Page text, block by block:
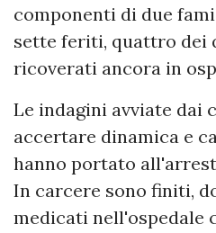
componenti di due
sette feriti, quattro dei
ricoverati ancora in
Le indagini avviate dai
accertare dinamica e
hanno portato
In carcere sono finiti,
medicati nell'ospedale